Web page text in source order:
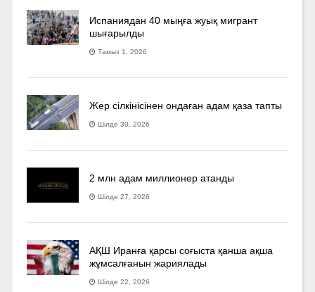
Испаниядан 40 мыңға жуық мигрант
шығарылды
Тамыз 1, 2026
Жер сілкінісінен ондаған адам қаза тапты
Шілде 30, 2026
2 млн адам миллионер атанды
Шілде 27, 2026
АҚШ Иранға қарсы соғыста қанша ақша
жұмсалғанын жариялады
Шілде 22, 2026